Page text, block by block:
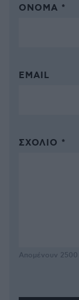
ΌΝΟΜΑ *
EMAIL
ΣΧΌΛΙΟ *
Απομένουν 2500